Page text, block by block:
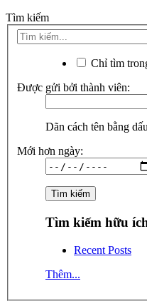
Tìm kiếm
Chỉ tìm
Được gửi bởi thành viên:
Dãn cách tên bằng
Mới hơn ngày:
Tìm kiếm hữu
Recent Posts
Thêm...